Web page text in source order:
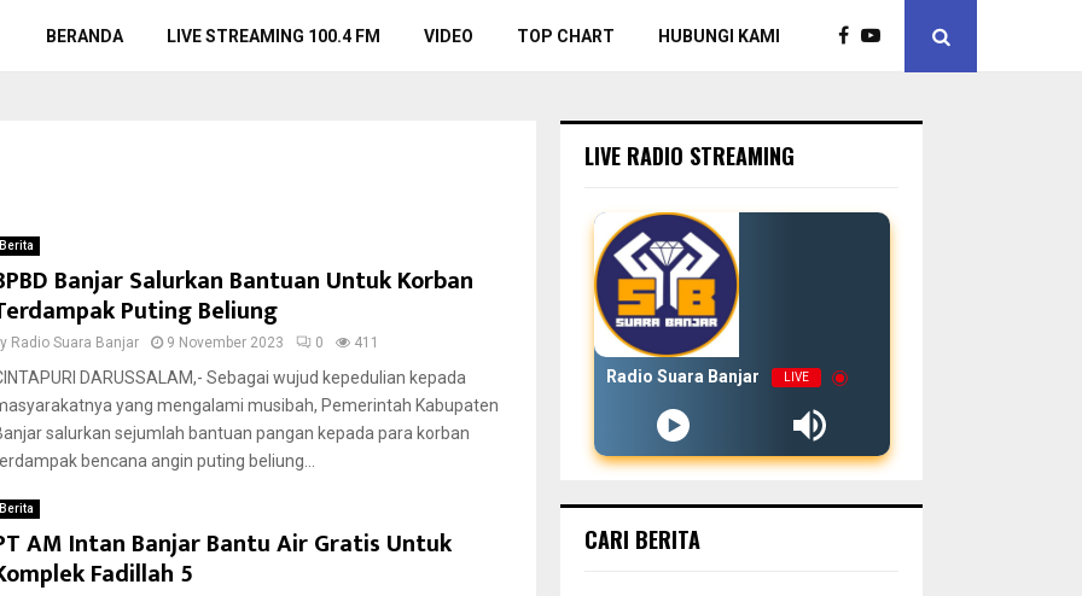
BERANDA LIVE STREAMING 100.4 FM VIDEO TOP CHART HUBUNGI KAMI
Berita
Banjar Salurkan Bantuan Untuk Korban
Puting Beliung
Radio Suara Banjar 9 November 2023 0 411
DARUSSALAM,- Sebagai wujud kepedulian kepada
yang mengalami musibah, Pemerintah Kabupaten
salurkan sejumlah bantuan pangan kepada para korban
bencana angin puting beliung...
Berita
AM Intan Banjar Bantu Air Gratis Untuk
Fadillah 5
LIVE RADIO STREAMING
Radio Suara Banjar LIVE
CARI BERITA